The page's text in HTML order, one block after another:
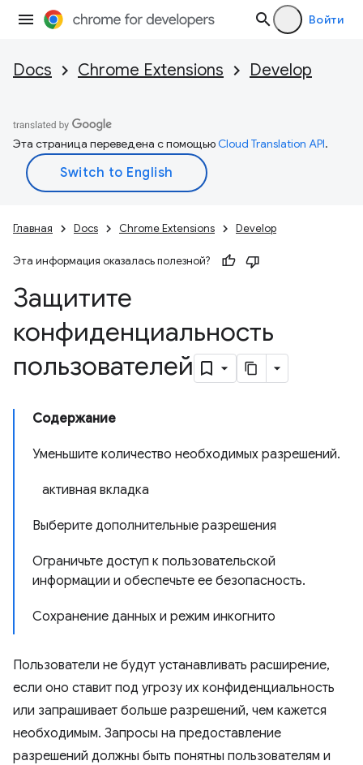
Войти
Docs Chrome Extensions Develop
Эта страница переведена с помощьюCloud Translation API.
Главная Docs Chrome Extensions Develop
Эта информация оказалась полезной?
Защитите
конфиденциальность
пользователей
Содержание
Уменьшите количество необходимых разрешений.
активная вкладка
Выберите дополнительные разрешения
Ограничьте доступ к пользовательской
информации и обеспечьте ее безопасность.
Сохранение данных и режим инкогнито
Пользователи не будут устанавливать расширение,
если оно ставит под угрозу их конфиденциальность
или запрашивает больше разрешений, чем кажется
необходимым. Запросы на предоставление
разрешений должны быть понятны пользователям и